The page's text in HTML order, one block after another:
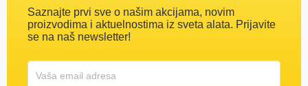
Saznajte prvi sve o našim akcijama, novim
proizvodima i aktuelnostima iz sveta alata. Prijavite
se na naš newsletter!